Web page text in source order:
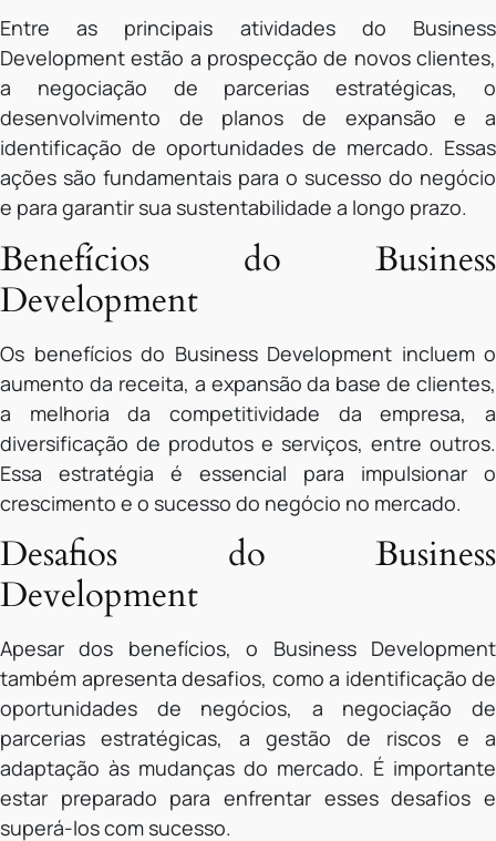
Entre as principais atividades do Business
Development estão a prospecção de novos clientes,
a negociação de parcerias estratégicas, o
desenvolvimento de planos de expansão e a
identificação de oportunidades de mercado. Essas
ações são fundamentais para o sucesso do negócio
e para garantir sua sustentabilidade a longo prazo.
Benefícios do Business
Development
Os benefícios do Business Development incluem o
aumento da receita, a expansão da base de clientes,
a melhoria da competitividade da empresa, a
diversificação de produtos e serviços, entre outros.
Essa estratégia é essencial para impulsionar o
crescimento e o sucesso do negócio no mercado.
Desafios do Business
Development
Apesar dos benefícios, o Business Development
também apresenta desafios, como a identificação de
oportunidades de negócios, a negociação de
parcerias estratégicas, a gestão de riscos e a
adaptação às mudanças do mercado. É importante
estar preparado para enfrentar esses desafios e
superá-los com sucesso.